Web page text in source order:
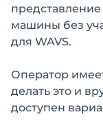
машины без
для WAVS.
Оператор
делать это и
доступен